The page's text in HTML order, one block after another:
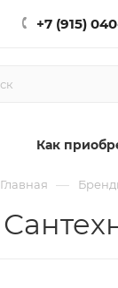
+7 (915)
Как
Главная —